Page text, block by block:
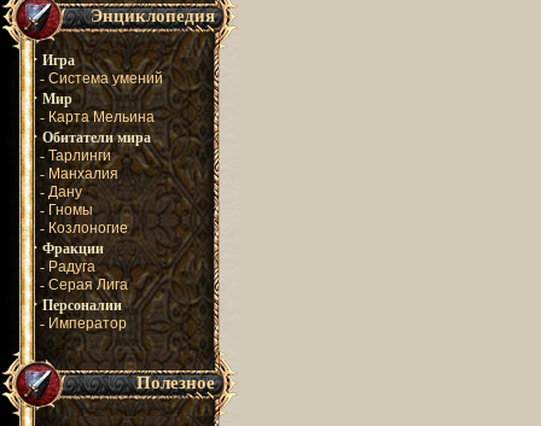
Энциклопедия
· Игра
- Система умений
· Мир
- Карта Мельина
· Обитатели мира
- Тарлинги
- Манхалия
- Дану
- Гномы
- Козлоногие
· Фракции
- Радуга
- Серая Лига
· Персоналии
- Император
Полезное